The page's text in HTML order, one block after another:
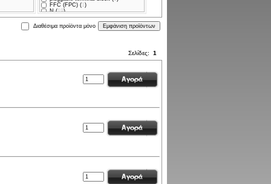
FFC (FPC) (1)
N (19)
IDC (2)
terminal block (3
wire-wire ( 51
UHF (SO-239) (2)
UHF (PL-259) (5)
M12 (16)
optical (Toslink) (1)
RP-SMA (1)
1)
4)
Διαθέσιμα προϊόντα μόνο
Σελίδες: 1